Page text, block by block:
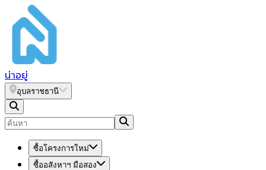
น่าอยู่
อุบลราชธานี
ซื้อโครงการใหม่
ซื้ออสังหาฯ มือสอง